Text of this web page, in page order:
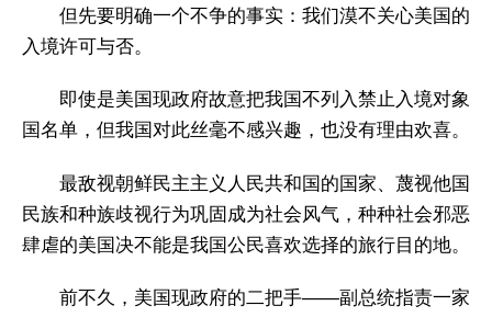
但先要明确一个不争的事实：我们漠不关心美国的
入境许可与否。
即使是美国现政府故意把我国不列入禁止入境对象
国名单，但我国对此丝毫不感兴趣，也没有理由欢喜。
最敌视朝鲜民主主义人民共和国的国家、蔑视他国
民族和种族歧视行为巩固成为社会风气，种种社会邪恶
肆虐的美国决不能是我国公民喜欢选择的旅行目的地。
前不久，美国现政府的二把手——副总统指责一家